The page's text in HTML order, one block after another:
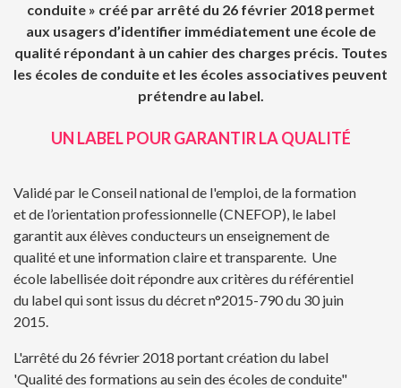
conduite » créé par arrêté du 26 février 2018 permet
aux usagers d’identifier immédiatement une école de
qualité répondant à un cahier des charges précis. Toutes
les écoles de conduite et les écoles associatives peuvent
prétendre au label.
UN LABEL POUR GARANTIR LA QUALITÉ
Validé par le Conseil national de l'emploi, de la formation
et de l’orientation professionnelle (CNEFOP), le label
garantit aux élèves conducteurs un enseignement de
qualité et une information claire et transparente. Une
école labellisée doit répondre aux critères du référentiel
du label qui sont issus dudécret n°2015-790 du 30 juin
2015.
L'arrêté du 26 février 2018 portant création du label
'Qualité des formations au sein des écoles de conduite"